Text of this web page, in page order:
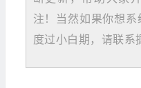
注！当然如果你想
度过小白期，请联系